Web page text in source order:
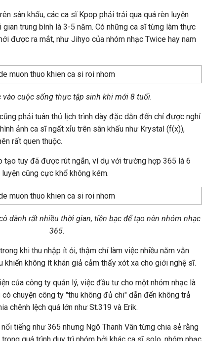
sân khấu, các ca sĩ Kpop phải trải qua quá rèn luyện
trung bình là 3-5 năm. Có những ca sĩ từng làm thực
được ra mắt, như Jihyo của nhóm nhạc Twice hay nam
vào cuộc sống thực tập sinh khi mới 8 tuổi.
phải tuân thủ lịch trình dày đặc dẫn đến chỉ được nghỉ
ảnh ca sĩ ngất xỉu trên sân khấu như Krystal (f(x)),
rất quen thuộc.
tạo tuy đã được rút ngắn, ví dụ với trường hợp 365 là 6
cũng cực khổ không kém.
dành rất nhiều thời gian, tiền bạc để tạo nên nhóm nhạc
365.
khi thu nhập ít ỏi, thậm chí làm việc nhiều năm vẫn
khiến không ít khán giả cảm thấy xót xa cho giới nghệ sĩ.
của công ty quản lý, việc đầu tư cho một nhóm nhạc là
chuyện công ty "thu không đủ chi" dẫn đến không trả
chênh lệch quá lớn như St.319 và Erik.
tiếng như 365 nhưng Ngô Thanh Vân từng chia sẻ rằng